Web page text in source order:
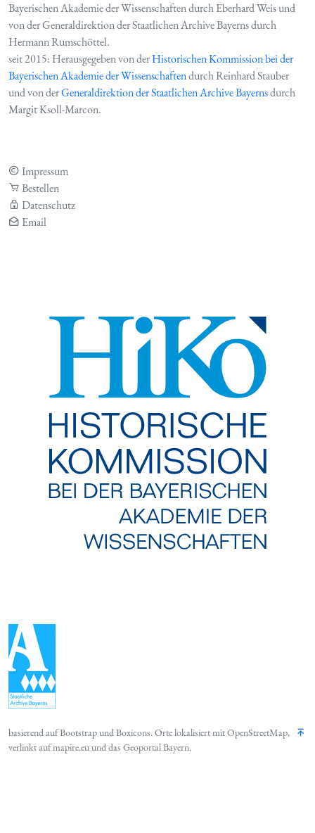
Bayerischen Akademie der Wissenschaften durch Eberhard Weis und
von der Generaldirektion der Staatlichen Archive Bayerns durch
Hermann Rumschöttel.
seit 2015: Herausgegeben von derHistorischen Kommission bei der
Bayerischen Akademie der Wissenschaftendurch Reinhard Stauber
und von derGeneraldirektion der Staatlichen Archive Bayernsdurch
Margit Ksoll-Marcon.
Impressum
Bestellen
Datenschutz
Email
basierend aufBootstrapundBoxicons. Orte lokalisiert mitOpenStreetMap,
verlinkt aufmapire.euund das Geoportal Bayern.